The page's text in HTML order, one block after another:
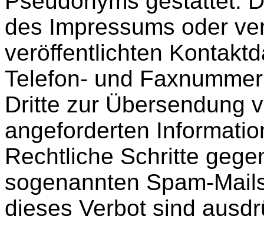
des Impressums oder
veröffentlichten
Telefon- und
Dritte zur Übersendung
angeforderten
Rechtliche Schritte
sogenannten Spam-
dieses Verbot sind